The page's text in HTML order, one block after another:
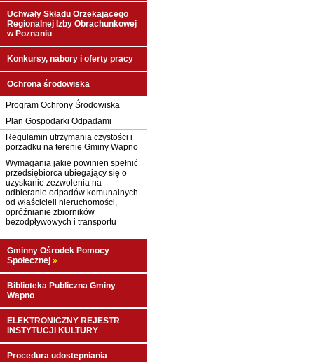
Uchwały Składu Orzekającego
Regionalnej Izby Obrachunkowej
w Poznaniu
Konkursy, nabory i oferty pracy
Ochrona środowiska
Program Ochrony Środowiska
Plan Gospodarki Odpadami
Regulamin utrzymania czystości i
porzadku na terenie Gminy Wapno
Wymagania jakie powinien spełnić
przedsiębiorca ubiegający się o
uzyskanie zezwolenia na
odbieranie odpadów komunalnych
od właścicieli nieruchomości,
opróźnianie zbiorników
bezodpływowych i transportu
Gminny Ośrodek Pomocy
Społecznej »
Biblioteka Publiczna Gminy
Wapno
ELEKTRONICZNY REJESTR
INSTYTUCJI KULTURY
Procedura udostepniania